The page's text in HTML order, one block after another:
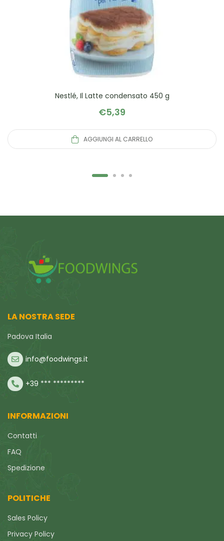
Nestlé, Il Latte condensato 450 g
€5,39
AGGIUNGI AL CARRELLO
LA NOSTRA SEDE
Padova Italia
info@foodwings.it
+39 *** *********
INFORMAZIONI
Contatti
FAQ
Spedizione
POLITICHE
Sales Policy
Privacy Policy